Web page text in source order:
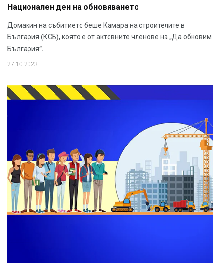
Национален ден на обновяването
Домакин на събитието беше Камара на строителите в
България (КСБ), която е от актовните членове на „Да обновим
България“.
27.10.2023